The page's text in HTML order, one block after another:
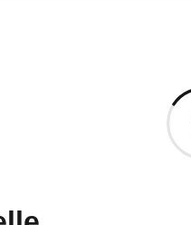
Lassen Sie uns